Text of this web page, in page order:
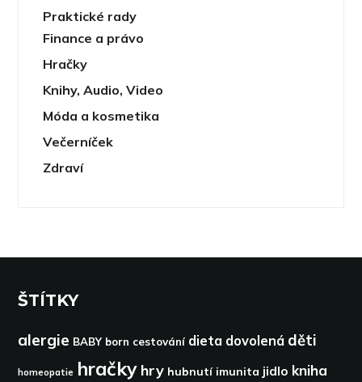
Praktické rady
Finance a právo
Hračky
Knihy, Audio, Video
Móda a kosmetika
Večerníček
Zdraví
ŠTÍTKY
alergie BABY born cestování dieta dovolená děti
homeopatie hračky hry hubnutí imunita jidlo kniha